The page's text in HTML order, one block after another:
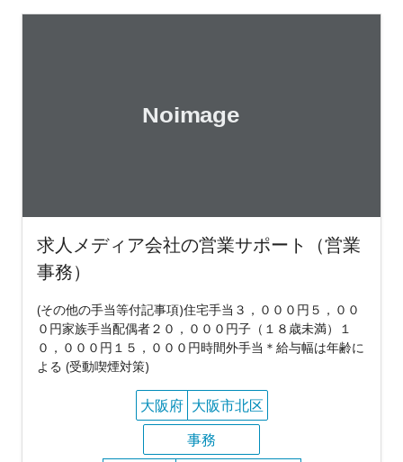
求人メディア会社の営業サポート（営業
事務）
(その他の手当等付記事項)住宅手当３，０００円５，００
０円家族手当配偶者２０，０００円子（１８歳未満）１
０，０００円１５，０００円時間外手当＊給与幅は年齢に
よる (受動喫煙対策)
大阪府 大阪市北区
事務